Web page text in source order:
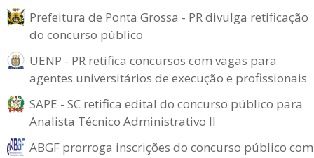
Prefeitura de Ponta Grossa - PR divulga retificação
do concurso público
UENP - PR retifica concursos com vagas para
agentes universitários de execução e profissionais
SAPE - SC retifica edital do concurso público para
Analista Técnico Administrativo II
ABGF prorroga inscrições do concurso público com